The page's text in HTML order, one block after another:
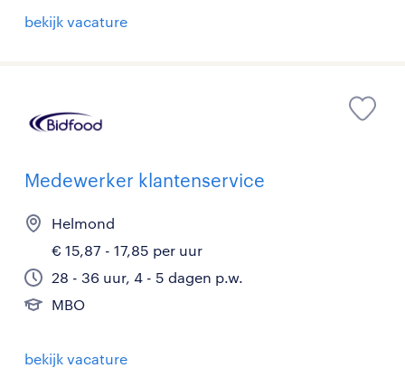
bekijk vacature
Medewerker klantenservice
Helmond
€ 15,87 - 17,85 per uur
28 - 36 uur, 4 - 5 dagen p.w.
MBO
bekijk vacature